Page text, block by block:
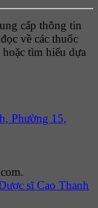
cấp thông tin
về các thuốc
tìm hiểu dựa
Phường 15,
sĩ Cao Thanh